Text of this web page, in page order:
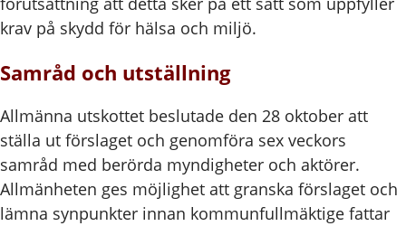
krav på skydd för hälsa och miljö.
Samråd och utställning
Allmänna utskottet beslutade den 28 oktober att
ställa ut förslaget och genomföra sex veckors
samråd med berörda myndigheter och aktörer.
Allmänheten ges möjlighet att granska förslaget och
lämna synpunkter innan kommunfullmäktige fattar